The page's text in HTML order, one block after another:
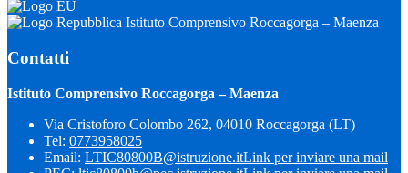
Istituto Comprensivo Roccagorga – Maenza
Contatti
Istituto Comprensivo Roccagorga – Maenza
Via Cristoforo Colombo 262, 04010 Roccagorga (LT)
Tel: 0773958025
Email: LTIC80800B@istruzione.itLink per inviare una mail